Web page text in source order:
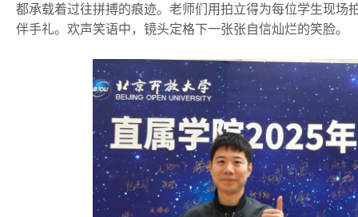
都承载着过往拼搏的痕迹。老师们用拍立得为每位学生现场
伴手礼。欢声笑语中，镜头定格下一张张自信灿烂的笑脸。